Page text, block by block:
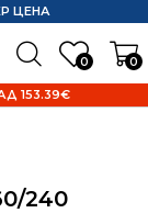
0 0
ЦЕНА
153.39€
240